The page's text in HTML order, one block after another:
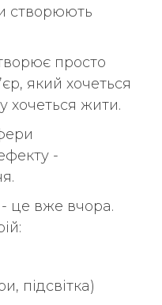
створюють
просто
який хочеться
хочеться жити.
-
це вже вчора.
підсвітка)